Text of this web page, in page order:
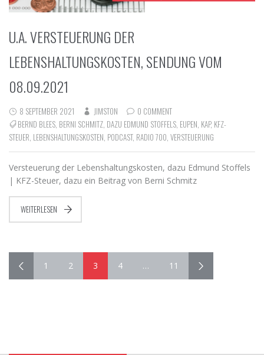
U.A. VERSTEUERUNG DER
LEBENSHALTUNGSKOSTEN, SENDUNG VOM
08.09.2021
8 SEPTEMBER 2021 JIMSTON
0 COMMENT
BERND BLEES BERNI SCHMITZ DAZU EDMUND STOFFELS EUPEN KAP, KFZ-
STEUER LEBENSHALTUNGSKOSTEN PODCAST, RADIO 700 VERSTEUERUNG
Versteuerung der Lebenshaltungskosten, dazu Edmund Stoffels
| KFZ-Steuer, dazu ein Beitrag von Berni Schmitz
WEITERLESEN
1 2 3 4 … 11